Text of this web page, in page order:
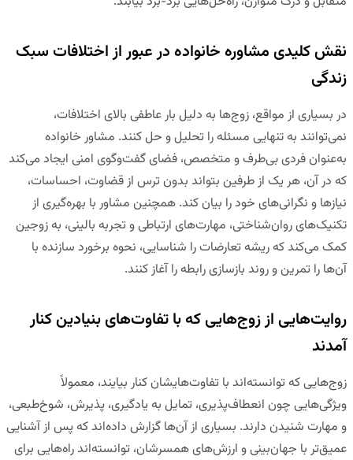
نقش کلیدی مشاوره خانواده در عبور از اختلافات سبک
زندگی
در بسیاری از مواقع، زوج‌ها به دلیل بار عاطفی بالای اختلافات،
نمی‌توانند به تنهایی مسئله را تحلیل و حل کنند. مشاور خانواده
به‌عنوان فردی بی‌طرف و متخصص، فضای گفت‌وگوی امنی ایجاد می‌کند
که در آن، هر یک از طرفین بتواند بدون ترس از قضاوت، احساسات،
نیازها و نگرانی‌های خود را بیان کند. همچنین مشاور با بهره‌گیری از
تکنیک‌های روان‌شناختی، مهارت‌های ارتباطی و تجربه بالینی، به زوجین
کمک می‌کند که ریشه تعارضات را شناسایی، نحوه برخورد سازنده با
آن‌ها را تمرین و روند بازسازی رابطه را آغاز کنند.
روایت‌هایی از زوج‌هایی که با تفاوت‌های بنیادین کنار
آمدند
زوج‌هایی که توانسته‌اند با تفاوت‌هایشان کنار بیایند، معمولاً
ویژگی‌هایی چون انعطاف‌پذیری، تمایل به یادگیری، پذیرش، شوخ‌طبعی،
و مهارت شنیدن دارند. بسیاری از آن‌ها گزارش داده‌اند که پس از آشنایی
عمیق‌تر با جهان‌بینی و ارزش‌های همسرشان، توانسته‌اند راه‌هایی برای